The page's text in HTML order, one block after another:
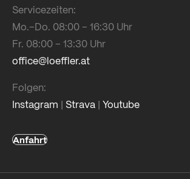
Servicezeiten:
Mo.–Do. 08:00 – 16:30 Uhr
Fr. 08:00 – 13:30 Uhr
office@loeffler.at
Folgen:
Instagram | Strava | Youtube
Anfahrt